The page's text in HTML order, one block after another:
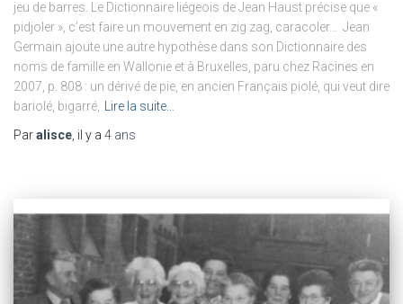
jeu de barres. Le Dictionnaire liégeois de Jean Haust précise que «
pidjoler », c’est faire un mouvement en zig zag, caracoler… Jean
Germain ajoute une autre hypothèse dans son Dictionnaire des
noms de famille en Wallonie et à Bruxelles, paru chez Racines en
2007, p. 808 : un dérivé de pie, en ancien Français piolé, qui veut dire
bariolé, bigarré,
Lire la suite…
Paralisce , il y a 4 ans